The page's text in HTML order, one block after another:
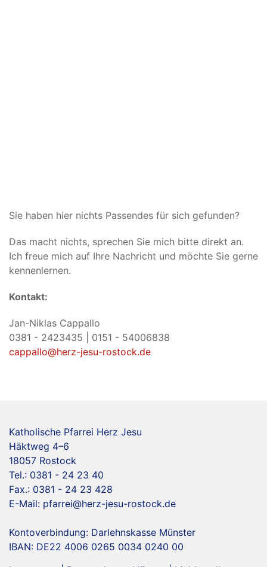
Sie haben hier nichts Passendes für sich gefunden?
Das macht nichts, sprechen Sie mich bitte direkt an.
Ich freue mich auf Ihre Nachricht und möchte Sie gerne
kennenlernen.
Kontakt:
Jan-Niklas Cappallo
0381 - 2423435 | 0151 - 54006838
cappallo@herz-jesu-rostock.de
Katholische Pfarrei Herz Jesu
Häktweg 4–6
18057 Rostock
Tel.: 0381 - 24 23 40
Fax.: 0381 - 24 23 428
E-Mail: pfarrei@herz-jesu-rostock.de
Kontoverbindung: Darlehnskasse Münster
IBAN: DE22 4006 0265 0034 0240 00